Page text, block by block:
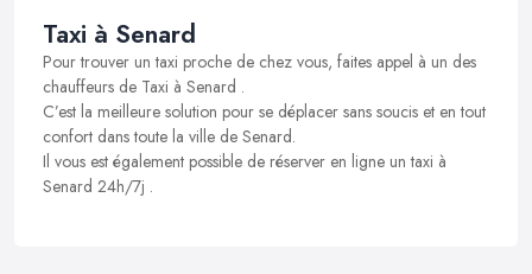
Taxi à Senard
Pour trouver un taxi proche de chez vous, faites appel à un des
chauffeurs de Taxi à Senard .
C’est la meilleure solution pour se déplacer sans soucis et en tout
confort dans toute la ville de Senard.
Il vous est également possible de réserver en ligne un taxi à
Senard 24h/7j .